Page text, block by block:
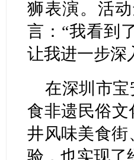
狮表演。活
言：“我看到
让我进一步深
在深圳市宝
食非遗民俗文
井风味美食街
验，也实现了